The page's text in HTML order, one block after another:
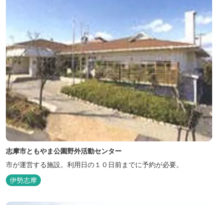
志摩市ともやま公園野外活動センター
市が運営する施設。利用日の１０日前までに予約が必要。
伊勢志摩